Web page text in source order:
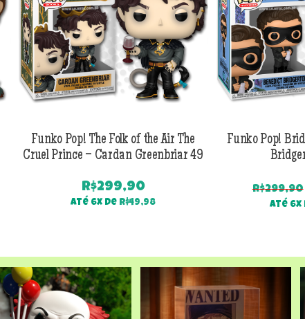
Funko Pop! The Folk of the Air The
Cruel Prince – Cardan Greenbriar 49
R$299,90
Até 6x de R$49,98
Funko Pop!
R$299,90
Até 6x